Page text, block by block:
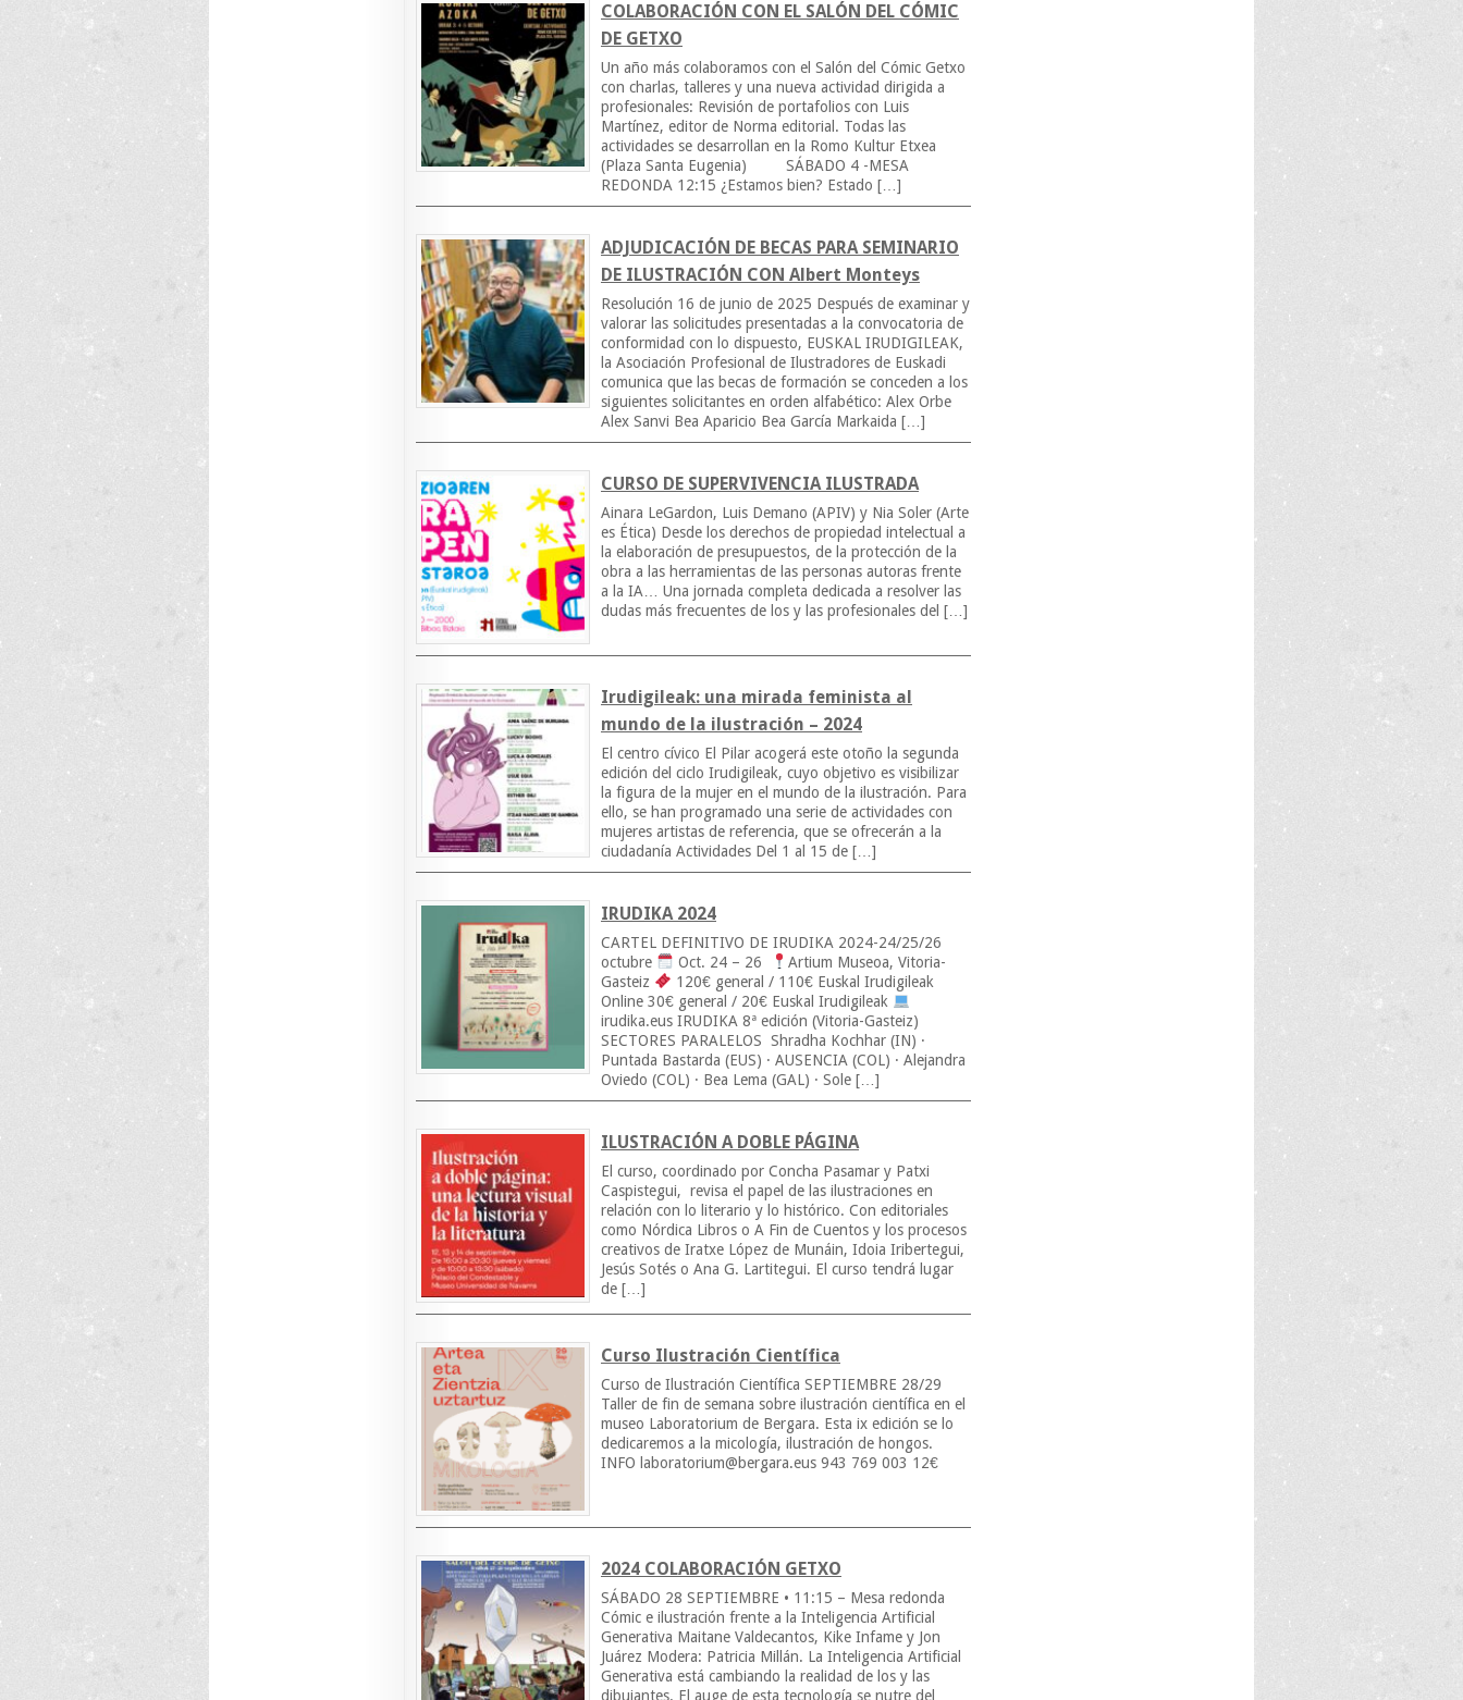
COLABORACIÓN CON EL SALÓN DEL CÓMIC
DE GETXO
Un año más colaboramos con el Salón del Cómic Getxo
con charlas, talleres y una nueva actividad dirigida a
profesionales: Revisión de portafolios con Luis
Martínez, editor de Norma editorial. Todas las
actividades se desarrollan en la Romo Kultur Etxea
(Plaza Santa Eugenia) SÁBADO 4 -MESA
REDONDA 12:15 ¿Estamos bien? Estado […]
ADJUDICACIÓN DE BECAS PARA SEMINARIO
DE ILUSTRACIÓN CON Albert Monteys
Resolución 16 de junio de 2025 Después de examinar y
valorar las solicitudes presentadas a la convocatoria de
conformidad con lo dispuesto, EUSKAL IRUDIGILEAK,
la Asociación Profesional de Ilustradores de Euskadi
comunica que las becas de formación se conceden a los
siguientes solicitantes en orden alfabético: Alex Orbe
Alex Sanvi Bea Aparicio Bea García Markaida […]
CURSO DE SUPERVIVENCIA ILUSTRADA
Ainara LeGardon, Luis Demano (APIV) y Nia Soler (Arte
es Ética) Desde los derechos de propiedad intelectual a
la elaboración de presupuestos, de la protección de la
obra a las herramientas de las personas autoras frente
a la IA… Una jornada completa dedicada a resolver las
dudas más frecuentes de los y las profesionales del […]
Irudigileak: una mirada feminista al
mundo de la ilustración – 2024
El centro cívico El Pilar acogerá este otoño la segunda
edición del ciclo Irudigileak, cuyo objetivo es visibilizar
la figura de la mujer en el mundo de la ilustración. Para
ello, se han programado una serie de actividades con
mujeres artistas de referencia, que se ofrecerán a la
ciudadanía Actividades Del 1 al 15 de […]
IRUDIKA 2024
CARTEL DEFINITIVO DE IRUDIKA 2024-24/25/26
octubre
Oct. 24 – 26
Artium Museoa, Vitoria-
Gasteiz
120€ general / 110€ Euskal Irudigileak
Online 30€ general / 20€ Euskal Irudigileak
irudika.eus IRUDIKA 8ª edición (Vitoria-Gasteiz)
SECTORES PARALELOS Shradha Kochhar (IN) ·
Puntada Bastarda (EUS) · AUSENCIA (COL) · Alejandra
Oviedo (COL) · Bea Lema (GAL) · Sole […]
ILUSTRACIÓN A DOBLE PÁGINA
El curso, coordinado por Concha Pasamar y Patxi
Caspistegui, revisa el papel de las ilustraciones en
relación con lo literario y lo histórico. Con editoriales
como Nórdica Libros o A Fin de Cuentos y los procesos
creativos de Iratxe López de Munáin, Idoia Iribertegui,
Jesús Sotés o Ana G. Lartitegui. El curso tendrá lugar
de […]
Curso Ilustración Científica
Curso de Ilustración Científica SEPTIEMBRE 28/29
Taller de fin de semana sobre ilustración científica en el
museo Laboratorium de Bergara. Esta ix edición se lo
dedicaremos a la micología, ilustración de hongos.
INFO laboratorium@bergara.eus 943 769 003 12€
2024 COLABORACIÓN GETXO
SÁBADO 28 SEPTIEMBRE • 11:15 – Mesa redonda
Cómic e ilustración frente a la Inteligencia Artificial
Generativa Maitane Valdecantos, Kike Infame y Jon
Juárez Modera: Patricia Millán. La Inteligencia Artificial
Generativa está cambiando la realidad de los y las
dibujantes. El auge de esta tecnología se nutre del